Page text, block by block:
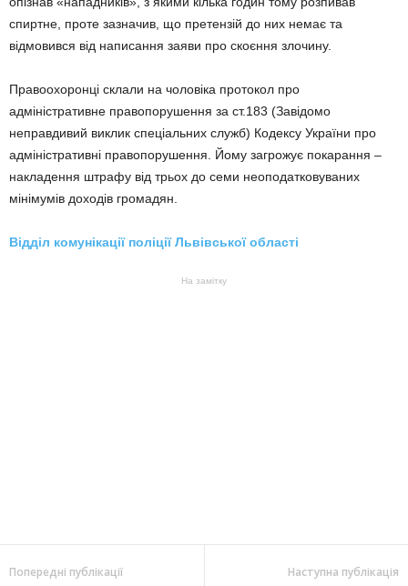
спиртне, проте зазначив, що претензій до них немає та
відмовився від написання заяви про скоєння злочину.
Правоохоронці склали на чоловіка протокол про
адміністративне правопорушення за ст.183 (Завідомо
неправдивий виклик спеціальних служб) Кодексу України про
адміністративні правопорушення. Йому загрожує покарання –
накладення штрафу від трьох до семи неоподатковуваних
мінімумів доходів громадян.
Відділ комунікації поліції Львівської області
На замітку
Попередні публікації Наступна публікація